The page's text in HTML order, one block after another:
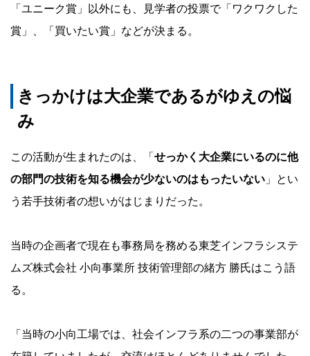
「ユニーク賞」以外にも、見学者の投票で「ワクワクした
賞」、「買いたい賞」などが決まる。
きっかけは大企業であるがゆえの悩
み
この活動が生まれたのは、「 せっかく大企業にいるのに他
の部門の技術を知る機会が少ないのはもったいない 」とい
う若手技術者の想いがはじまりだった。
当時の企画者で現在も事務局を務める東芝インフラシステ
ムズ株式会社 小向事業所 技術管理部の緒方 勝氏はこう語
る。
「当時の小向工場では、社会インフラ系の二つの事業部が